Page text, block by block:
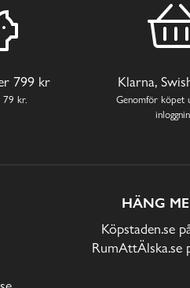
799 kr
79 kr.
Klarna,
Genomför köpet
HÄNG
Köpstaden.se
RumAttÄlska.se